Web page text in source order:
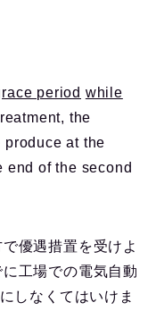
period while
the
at the
of the second
優遇措置を受けよ
工場での電気自動
しなくてはいけま